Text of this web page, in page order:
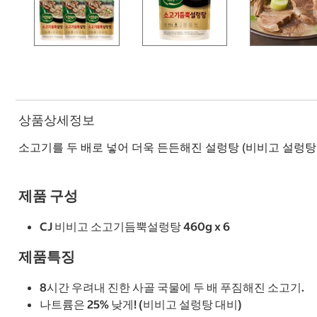
상품상세정보
소고기를 두 배로 넣어 더욱 든든해진 설렁탕 (비비고 설렁
제품 구성
CJ 비비고 소고기듬뿍설렁탕 460g x 6
제품특징
8시간 우려내 진한 사골 국물에 두 배 푸짐해진 소고기.
나트륨은 25% 낮게! (비비고 설렁탕 대비)